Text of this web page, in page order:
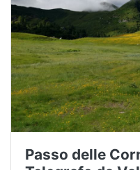
Passo delle